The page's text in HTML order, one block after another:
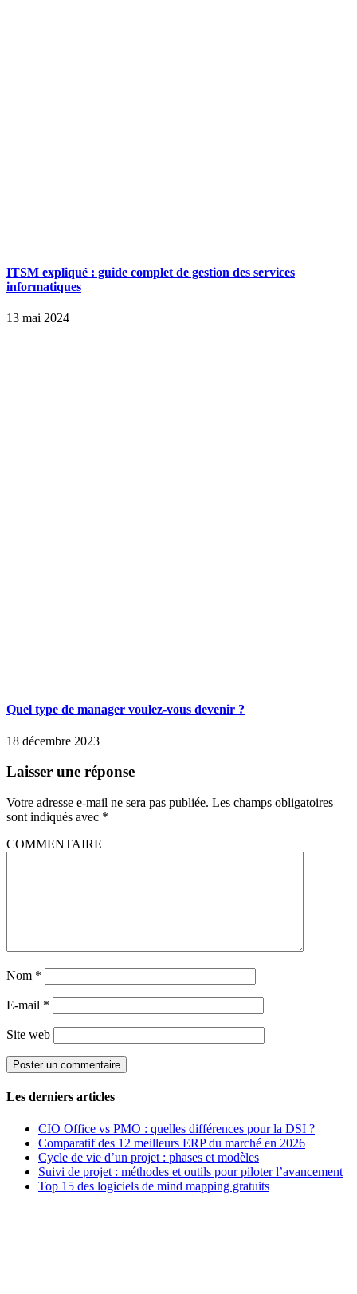
ITSM expliqué : guide complet de gestion des services
informatiques
13 mai 2024
Quel type de manager voulez-vous devenir ?
18 décembre 2023
Laisser une réponse
Votre adresse e-mail ne sera pas publiée. Les champs obligatoires
sont indiqués avec *
COMMENTAIRE
Nom *
E-mail *
Site web
Les derniers articles
CIO Office vs PMO : quelles différences pour la DSI ?
Comparatif des 12 meilleurs ERP du marché en 2026
Cycle de vie d’un projet : phases et modèles
Suivi de projet : méthodes et outils pour piloter l’avancement
Top 15 des logiciels de mind mapping gratuits